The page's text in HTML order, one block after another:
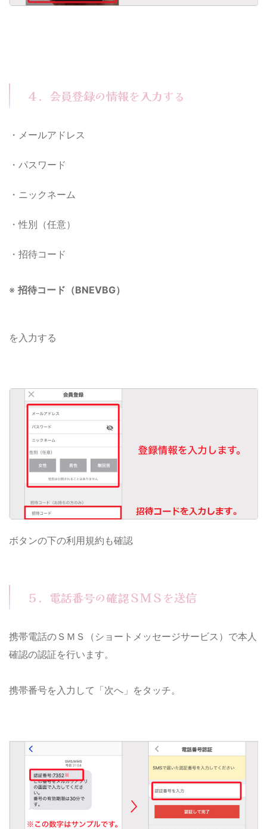
４．会員登録の情報を入力する
・メールアドレス
・パスワード
・ニックネーム
・性別（任意）
・招待コード
※ 招待コード（BNEVBG）
を入力する
ボタンの下の利用規約も確認
５．電話番号の確認ＳＭＳを送信
携帯電話のＳＭＳ（ショートメッセージサービス）で本人
確認の認証を行います。
携帯番号を入力して「次へ」をタッチ。